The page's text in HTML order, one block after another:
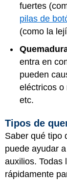
fuertes
pilas de
(como la
entra en
pueden
eléctricos o
etc.
Tipos de
Saber qué tipo
puede ayudar
auxilios. Todas
rápidamente